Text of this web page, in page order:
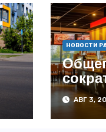
НОВОСТИ
3,4%
года
АВГ 3,